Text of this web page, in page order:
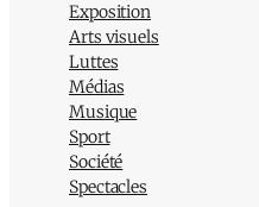
Exposition
Arts visuels
Luttes
Médias
Musique
Sport
Société
Spectacles